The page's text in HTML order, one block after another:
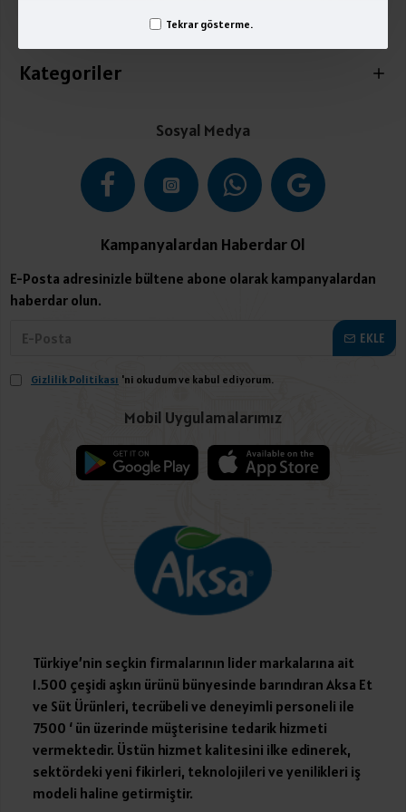
Tekrar gösterme.
Kategoriler
Sosyal Medya
Kampanyalardan Haberdar Ol
E-Posta adresinizle bültene abone olarak kampanyalardan
haberdar olun.
EKLE
Gizlilik Politikası 'ni okudum ve kabul ediyorum.
Mobil Uygulamalarımız
Türkiye’nin seçkin firmalarının lider markalarına ait
1.500 çeşidi aşkın ürünü bünyesinde barındıran Aksa Et
ve Süt Ürünleri, tecrübeli ve deneyimli personeli ile
7500 ‘ ün üzerinde müşterisine tedarik hizmeti
vermektedir. Üstün hizmet kalitesini ilke edinerek,
sektördeki yeni fikirleri, teknolojileri ve yenilikleri iş
modeli haline getirmiştir.